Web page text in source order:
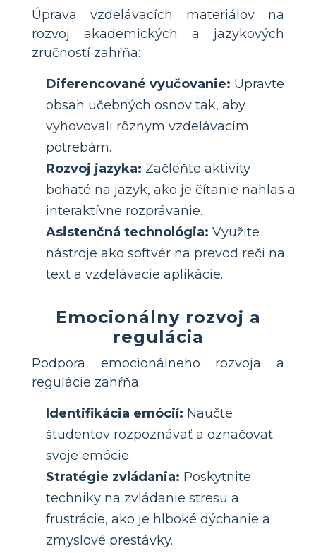
Úprava vzdelávacích materiálov na
rozvoj akademických a jazykových
zručností zahŕňa:
Diferencované vyučovanie: Upravte
obsah učebných osnov tak, aby
vyhovovali rôznym vzdelávacím
potrebám.
Rozvoj jazyka: Začleňte aktivity
bohaté na jazyk, ako je čítanie nahlas a
interaktívne rozprávanie.
Asistenčná technológia: Využite
nástroje ako softvér na prevod reči na
text a vzdelávacie aplikácie.
Emocionálny rozvoj a
regulácia
Podpora emocionálneho rozvoja a
regulácie zahŕňa:
Identifikácia emócií: Naučte
študentov rozpoznávať a označovať
svoje emócie.
Stratégie zvládania: Poskytnite
techniky na zvládanie stresu a
frustrácie, ako je hlboké dýchanie a
zmyslové prestávky.